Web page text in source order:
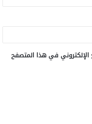
الإلكتروني في هذا المتصفح